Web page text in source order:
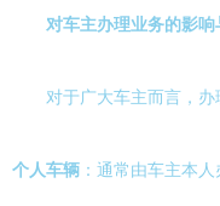
对车主办理业务的影
对于广大车主而言，办
个人车辆 ：通常由车主本